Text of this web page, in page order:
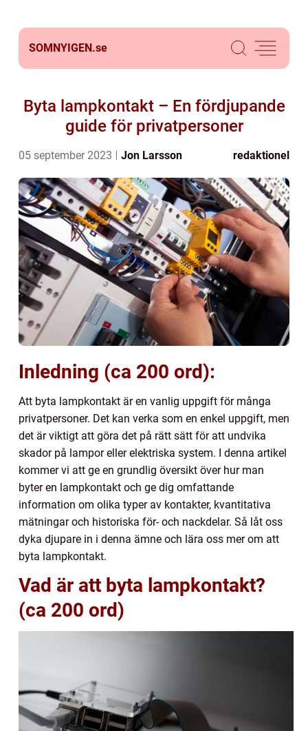
SOMNYIGEN.se
Byta lampkontakt – En fördjupande
guide för privatpersoner
05 september 2023 Jon Larsson redaktionel
Inledning (ca 200 ord):
Att byta lampkontakt är en vanlig uppgift för många
privatpersoner. Det kan verka som en enkel uppgift, men
det är viktigt att göra det på rätt sätt för att undvika
skador på lampor eller elektriska system. I denna artikel
kommer vi att ge en grundlig översikt över hur man
byter en lampkontakt och ge dig omfattande
information om olika typer av kontakter, kvantitativa
mätningar och historiska för- och nackdelar. Så låt oss
dyka djupare in i denna ämne och lära oss mer om att
byta lampkontakt.
Vad är att byta lampkontakt?
(ca 200 ord)